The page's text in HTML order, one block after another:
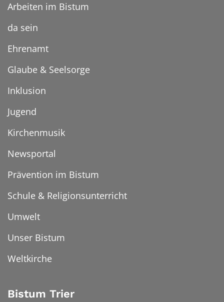
Arbeiten im Bistum
da sein
Ehrenamt
Glaube & Seelsorge
Inklusion
Jugend
Kirchenmusik
Newsportal
Prävention im Bistum
Schule & Religionsunterricht
Umwelt
Unser Bistum
Weltkirche
Bistum Trier